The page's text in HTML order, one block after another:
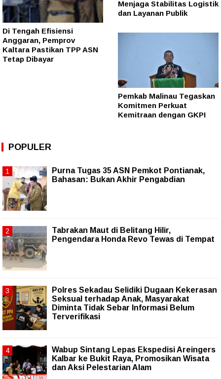
Di Tengah Efisiensi
Anggaran, Pemprov
Kaltara Pastikan TPP ASN
Tetap Dibayar
Menjaga Stabilitas Logistik
dan Layanan Publik
Pemkab Malinau Tegaskan
Komitmen Perkuat
Kemitraan dengan GKPI
POPULER
Purna Tugas 35 ASN Pemkot Pontianak,
Bahasan: Bukan Akhir Pengabdian
Tabrakan Maut di Belitang Hilir,
Pengendara Honda Revo Tewas di Tempat
Polres Sekadau Selidiki Dugaan Kekerasan
Seksual terhadap Anak, Masyarakat
Diminta Tidak Sebar Informasi Belum
Terverifikasi
Wabup Sintang Lepas Ekspedisi Areingers
Kalbar ke Bukit Raya, Promosikan Wisata
dan Aksi Pelestarian Alam